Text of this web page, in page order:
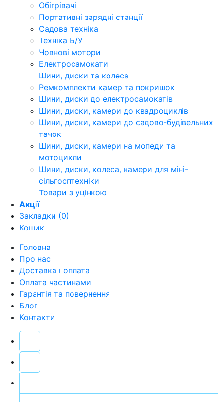
Обігрівачі
Портативні зарядні станції
Садова техніка
Техніка Б/У
Човнові мотори
Електросамокати
Шини, диски та колеса
Ремкомплекти камер та покришок
Шини, диски до електросамокатів
Шини, диски, камери до квадроциклів
Шини, диски, камери до садово-будівельних
тачок
Шини, диски, камери на мопеди та
мотоцикли
Шини, диски, колеса, камери для міні-
сільгосптехніки
Товари з уцінкою
Акції
Закладки (0)
Кошик
Головна
Про нас
Доставка і оплата
Оплата частинами
Гарантія та повернення
Блог
Контакти